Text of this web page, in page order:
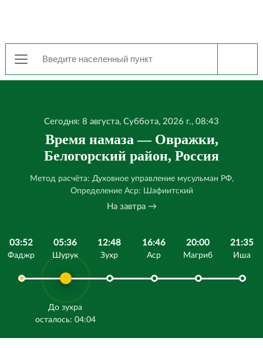
Сегодня: 8 августа, Суббота, 2026 г., 08:43
Время намаза — Овражки,
Белогорский район, Россия
Метод расчёта: Духовное управление мусульман РФ,
Определение Аср: Шафиитский
На завтра →
03:52
Фаджр
05:36
Шурук
До зухра
осталось: 04:04
12:48
Зухр
16:46
Аср
20:00
Магриб
21:35
Иша